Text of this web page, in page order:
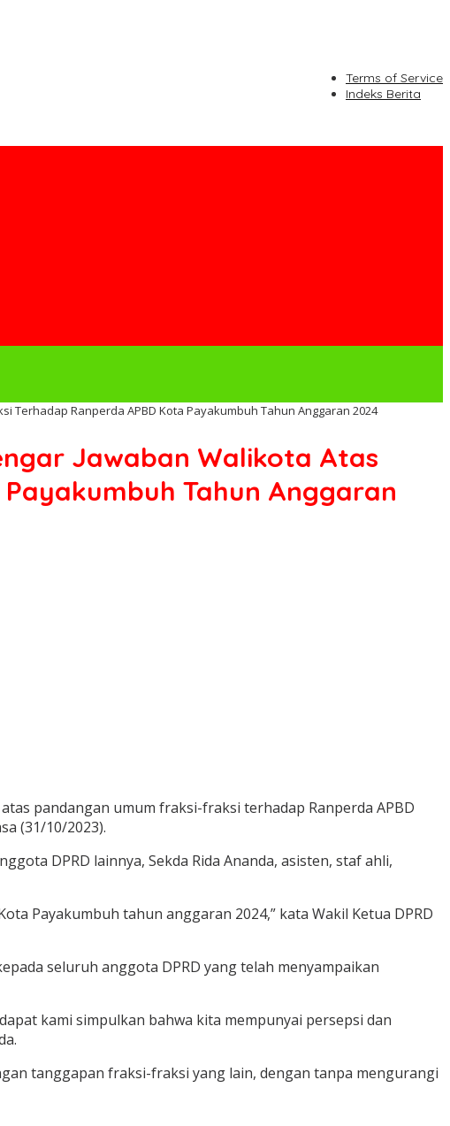
Terms of Service
Indeks Berita
Terhadap Ranperda APBD Kota Payakumbuh Tahun Anggaran 2024
Jawaban Walikota Atas
Tahun Anggaran
pandangan umum fraksi-fraksi terhadap Ranperda APBD
(31/10/2023).
DPRD lainnya, Sekda Rida Ananda, asisten, staf ahli,
Payakumbuh tahun anggaran 2024,” kata Wakil Ketua DPRD
seluruh anggota DPRD yang telah menyampaikan
kami simpulkan bahwa kita mempunyai persepsi dan
tanggapan fraksi-fraksi yang lain, dengan tanpa mengurangi